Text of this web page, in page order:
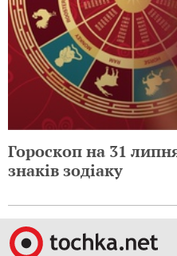
Гороскоп на 31
знаків зодіаку